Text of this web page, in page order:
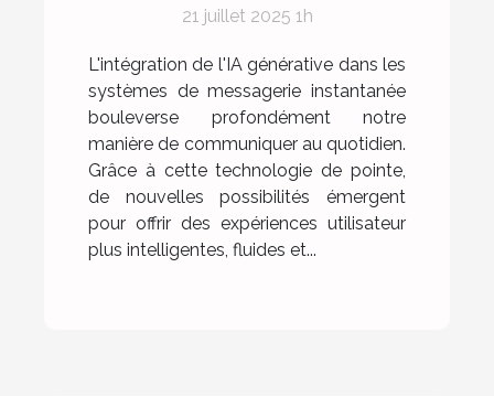
messagerie
instantanée
21 juillet 2025 1h
L'intégration de l'IA générative dans les
systèmes de messagerie instantanée
bouleverse profondément notre
manière de communiquer au quotidien.
Grâce à cette technologie de pointe,
de nouvelles possibilités émergent
pour offrir des expériences utilisateur
plus intelligentes, fluides et...